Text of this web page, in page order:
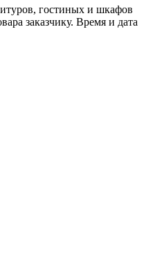
гостиных и шкафов
заказчику. Время и дата